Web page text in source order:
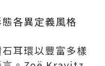
各異定義風格
耳環以豐富多樣